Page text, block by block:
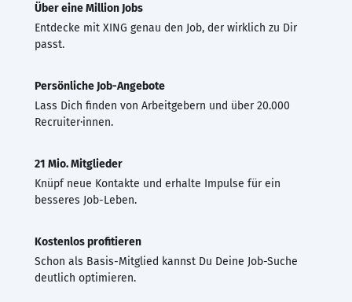
Über eine Million Jobs
Entdecke mit XING genau den Job, der wirklich zu Dir
passt.
Persönliche Job-Angebote
Lass Dich finden von Arbeitgebern und über 20.000
Recruiter·innen.
21 Mio. Mitglieder
Knüpf neue Kontakte und erhalte Impulse für ein
besseres Job-Leben.
Kostenlos profitieren
Schon als Basis-Mitglied kannst Du Deine Job-Suche
deutlich optimieren.